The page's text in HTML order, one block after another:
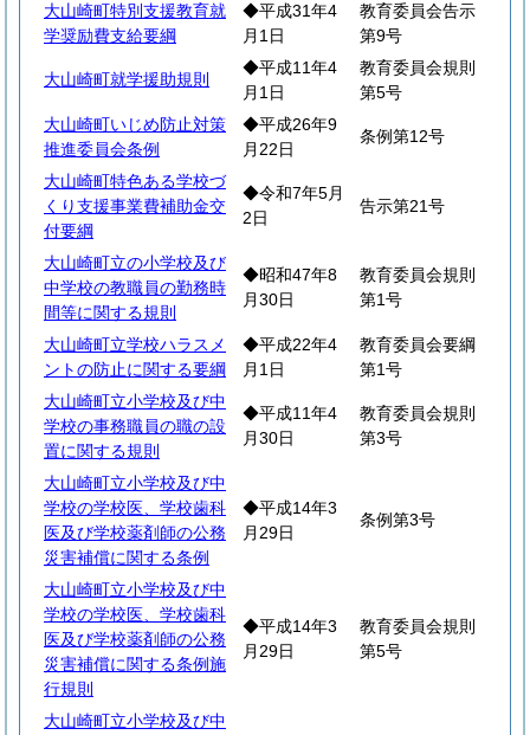
大山崎町特別支援教育就
学奨励費支給要綱
◆平成31年4
月1日
教育委員会告示
第9号
大山崎町就学援助規則
◆平成11年4
月1日
教育委員会規則
第5号
大山崎町いじめ防止対策
推進委員会条例
◆平成26年9
月22日
条例第12号
大山崎町特色ある学校づ
くり支援事業費補助金交
付要綱
◆令和7年5月
2日
告示第21号
大山崎町立の小学校及び
中学校の教職員の勤務時
間等に関する規則
◆昭和47年8
月30日
教育委員会規則
第1号
大山崎町立学校ハラスメ
ントの防止に関する要綱
◆平成22年4
月1日
教育委員会要綱
第1号
大山崎町立小学校及び中
学校の事務職員の職の設
置に関する規則
◆平成11年4
月30日
教育委員会規則
第3号
大山崎町立小学校及び中
学校の学校医、学校歯科
医及び学校薬剤師の公務
災害補償に関する条例
◆平成14年3
月29日
条例第3号
大山崎町立小学校及び中
学校の学校医、学校歯科
医及び学校薬剤師の公務
災害補償に関する条例施
行規則
◆平成14年3
月29日
教育委員会規則
第5号
大山崎町立小学校及び中